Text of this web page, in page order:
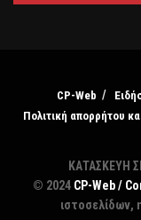
CP-Web
Πολιτική απορρήτου
ΚΑΤΑΣΚΕΥΗ
© 2024 CP-Web /
ιστοσελίδων,